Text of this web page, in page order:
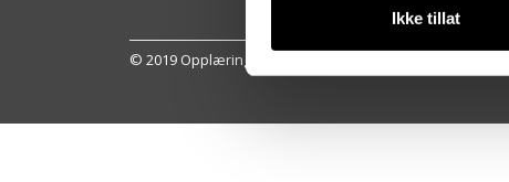
Ikke tillat
© 2019 Opplæringskontoret for heste- og hovslagerfaget